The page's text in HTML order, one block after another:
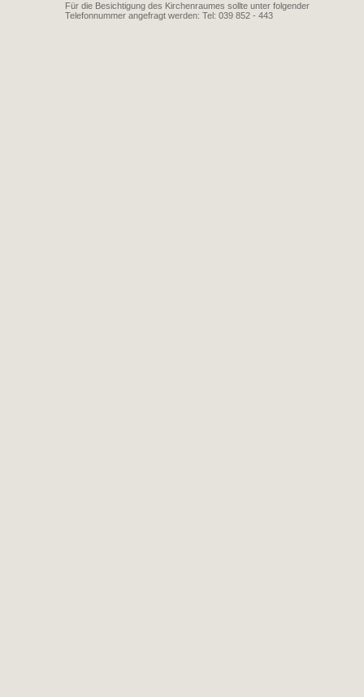
Für die Besichtigung des Kirchenraumes sollte unter folgender
Telefonnummer angefragt werden: Tel: 039 852 - 443